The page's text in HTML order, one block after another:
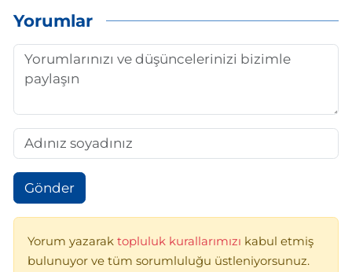
Yorumlar
Gönder
Yorum yazarak topluluk kurallarımızı kabul etmiş
bulunuyor ve tüm sorumluluğu üstleniyorsunuz.